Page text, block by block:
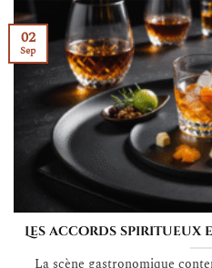
Les accords spiritueux
La scène gastronomique
02
Sep